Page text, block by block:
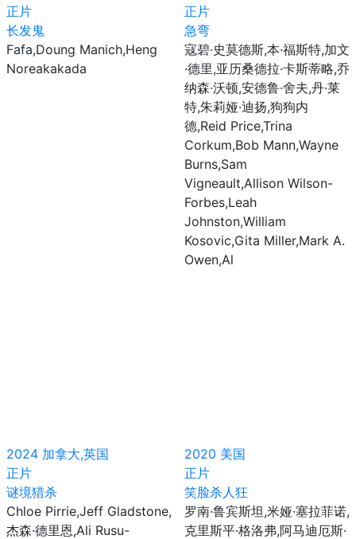
正片
长发鬼
Fafa,Doung Manich,Heng
Noreakakada
正片
急弯
寇碧·史莫德斯,本·福斯特,加文
·德里,亚历桑德拉·卡斯蒂略,乔
纳森·沃顿,安德鲁·舍夫,丹·莱
特,朱莉娅·迪扬,狗狗内
德,Reid Price,Trina
Corkum,Bob Mann,Wayne
Burns,Sam
Vigneault,Allison Wilson-
Forbes,Leah
Johnston,William
Kosovic,Gita Miller,Mark A.
Owen,Al
2024 加拿大,英国
正片
谜境猎杀
Chloe Pirrie,Jeff Gladstone,
杰森·德里恩,Ali Rusu-
2020 美国
正片
笑脸杀人狂
罗南·鲁宾斯坦,米娅·塞拉菲诺,
克里斯平·格洛弗,阿马迪厄斯·